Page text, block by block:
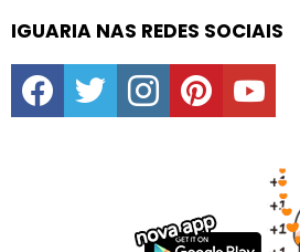
IGUARIA NAS REDES SOCIAIS
facebooktwitter instagrampinterestyoutube